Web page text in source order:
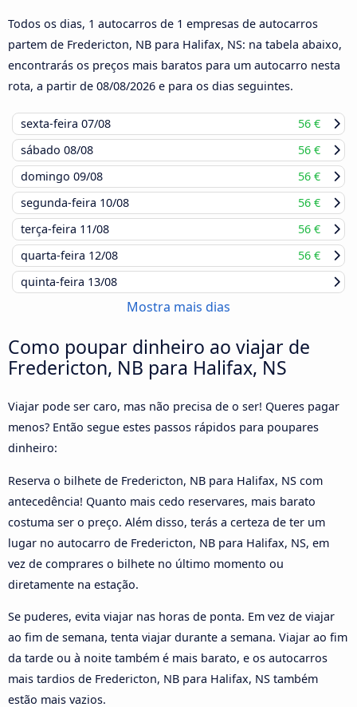
Todos os dias, 1 autocarros de 1 empresas de autocarros
partem de Fredericton, NB para Halifax, NS: na tabela abaixo,
encontrarás os preços mais baratos para um autocarro nesta
rota, a partir de 08/08/2026 e para os dias seguintes.
sexta-feira 07/08
56 €
sábado 08/08
56 €
domingo 09/08
56 €
segunda-feira 10/08
56 €
terça-feira 11/08
56 €
quarta-feira 12/08
56 €
quinta-feira 13/08
Mostra mais dias
Como poupar dinheiro ao viajar de
Fredericton, NB para Halifax, NS
Viajar pode ser caro, mas não precisa de o ser! Queres pagar
menos? Então segue estes passos rápidos para poupares
dinheiro:
Reserva o bilhete de Fredericton, NB para Halifax, NS com
antecedência! Quanto mais cedo reservares, mais barato
costuma ser o preço. Além disso, terás a certeza de ter um
lugar no autocarro de Fredericton, NB para Halifax, NS, em
vez de comprares o bilhete no último momento ou
diretamente na estação.
Se puderes, evita viajar nas horas de ponta. Em vez de viajar
ao fim de semana, tenta viajar durante a semana. Viajar ao fim
da tarde ou à noite também é mais barato, e os autocarros
mais tardios de Fredericton, NB para Halifax, NS também
estão mais vazios.